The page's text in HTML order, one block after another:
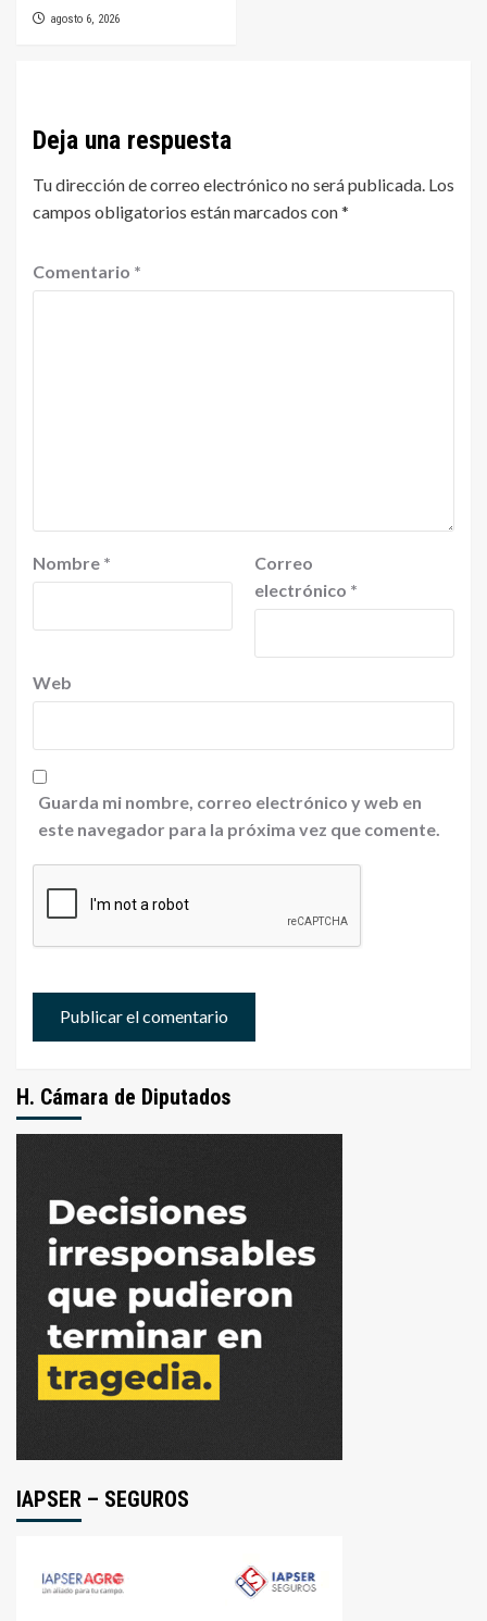
agosto 6, 2026
Deja una respuesta
Tu dirección de correo electrónico no será publicada. Los
campos obligatorios están marcados con*
Comentario *
Nombre *
Correo
electrónico *
Web
Guarda mi nombre, correo electrónico y web en
este navegador para la próxima vez que comente.
H. Cámara de Diputados
IAPSER – SEGUROS